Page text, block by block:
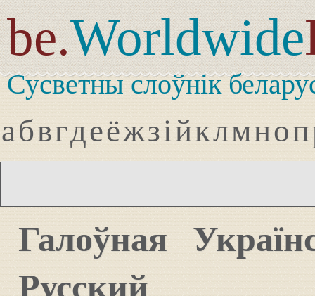
be.Worldwide
Сусветны слоўнік
абвгдеёжзійклмноп
Галоўная
Русский